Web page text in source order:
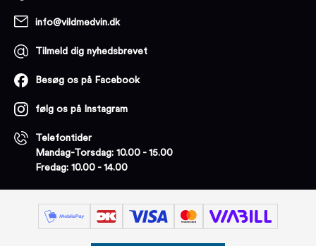
info@vildmedvin.dk
Tilmeld dig nyhedsbrevet
Besøg os på Facebook
følg os på Instagram
Telefontider
Mandag-Torsdag: 10.00 - 15.00
Fredag: 10.00 - 14.00